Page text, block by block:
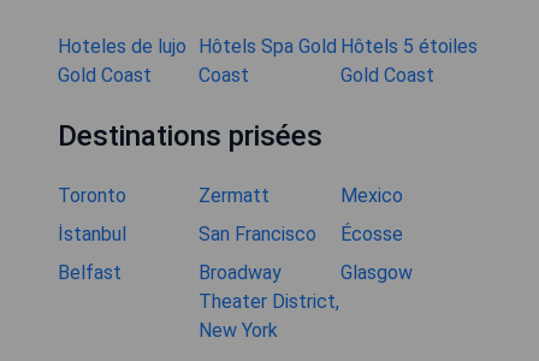
Hoteles de lujo
Gold Coast
Hôtels Spa Gold
Coast
Hôtels 5 étoiles
Gold Coast
Destinations prisées
Toronto Zermatt
Mexico
İstanbul
San Francisco
Écosse
Belfast
Broadway
Theater District,
New York
Glasgow